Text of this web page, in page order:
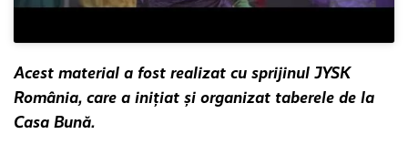
Acest material a fost realizat cu sprijinul JYSK
România, care a inițiat și organizat taberele de la
Casa Bună.